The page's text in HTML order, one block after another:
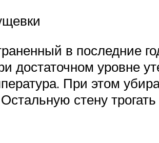
в последние
достаточном уровне
При этом
стену